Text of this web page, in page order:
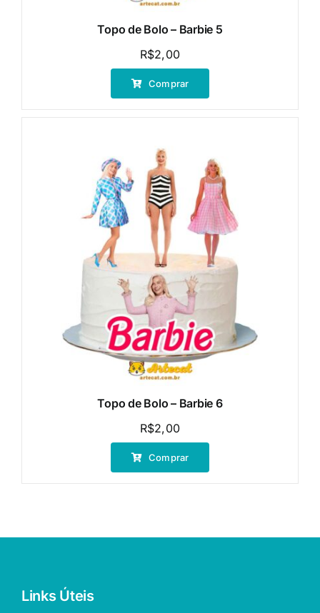
Topo de Bolo – Barbie 5
R$2,00
Comprar
Topo de Bolo – Barbie 6
R$2,00
Comprar
Links Úteis